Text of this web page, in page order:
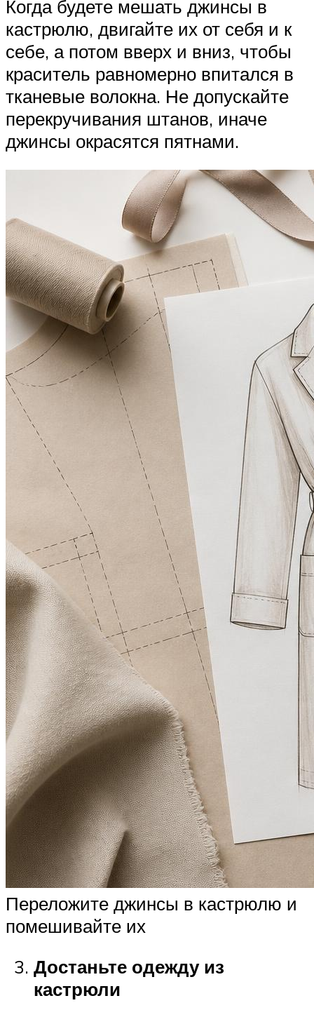
Когда будете мешать джинсы в
кастрюлю, двигайте их от себя и к
себе, а потом вверх и вниз, чтобы
краситель равномерно впитался в
тканевые волокна. Не допускайте
перекручивания штанов, иначе
джинсы окрасятся пятнами.
Переложите джинсы в кастрюлю и
помешивайте их
Достаньте одежду из
кастрюли